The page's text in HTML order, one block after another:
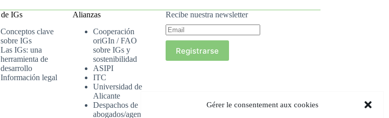
Gérer le consentement aux cookies
IGs
Conceptos clave
sobre IGs
Las IGs: una
herramienta de
desarrollo
Información legal
Alianzas
Cooperación
oriGIn / FAO
sobre IGs y
sostenibilidad
ASIPI
ITC
Universidad de
Alicante
Despachos de
abogados/agenci
Recibe nuestra newsletter
Registrarse